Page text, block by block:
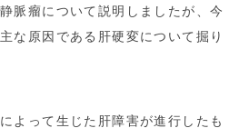
脈瘤について説明しましたが、今
な原因である肝硬変について掘り
よって生じた肝障害が進行したも